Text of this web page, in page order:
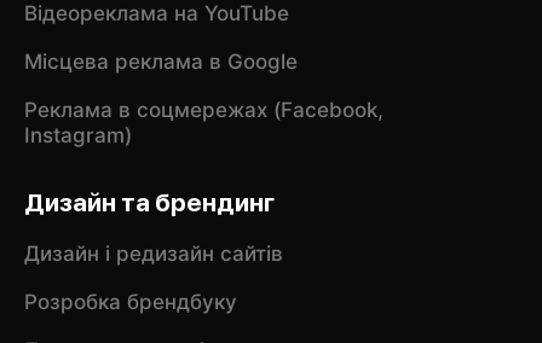
Відеореклама на YouTube
Місцева реклама в Google
Реклама в соцмережах (Facebook,
Instagram)
Дизайн та брендинг
Дизайн і редизайн сайтів
Розробка брендбуку